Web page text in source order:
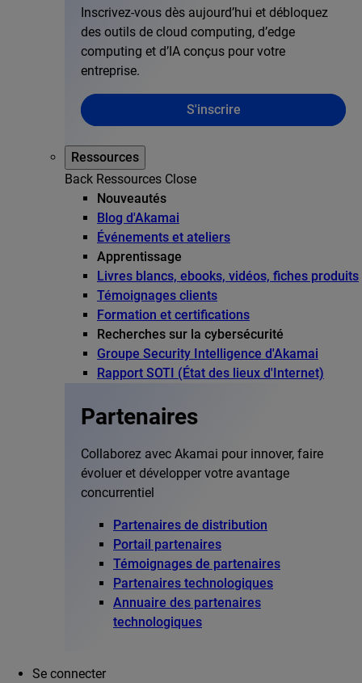
Inscrivez-vous dès aujourd’hui et débloquez
des outils de cloud computing, d’edge
computing et d’IA conçus pour votre
entreprise.
S'inscrire
Ressources
Back Ressources Close
Nouveautés
Blog d'Akamai
Événements et ateliers
Apprentissage
Livres blancs, ebooks, vidéos, fiches produits
Témoignages clients
Formation et certifications
Recherches sur la cybersécurité
Groupe Security Intelligence d'Akamai
Rapport SOTI (État des lieux d'Internet)
Partenaires
Collaborez avec Akamai pour innover, faire
évoluer et développer votre avantage
concurrentiel
Partenaires de distribution
Portail partenaires
Témoignages de partenaires
Partenaires technologiques
Annuaire des partenaires
technologiques
Se connecter